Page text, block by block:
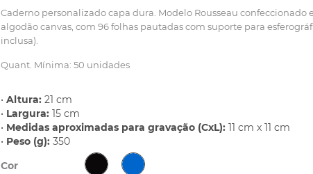
Caderno personalizado capa dura. Modelo Rousseau confeccionado
algodão canvas, com 96 folhas pautadas com suporte para
inclusa).
Quant. Mínima: 50 unidades
• Altura: 21 cm
• Largura: 15 cm
• Medidas aproximadas para gravação (CxL): 11 cm x 11 cm
• Peso (g): 350
Cor